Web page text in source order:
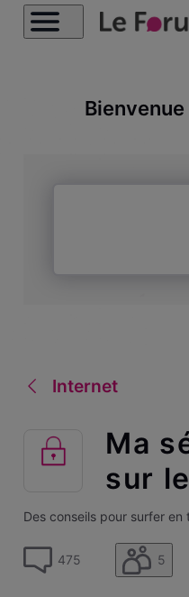
Bienvenue
Internet
Ma
sur
Des conseils pour surfer en
475 5